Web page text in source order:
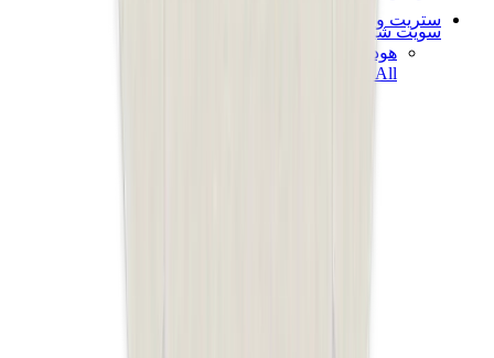
ستريت وير
سويت شيرت وهوديز
هودي كروم هارتس
View All